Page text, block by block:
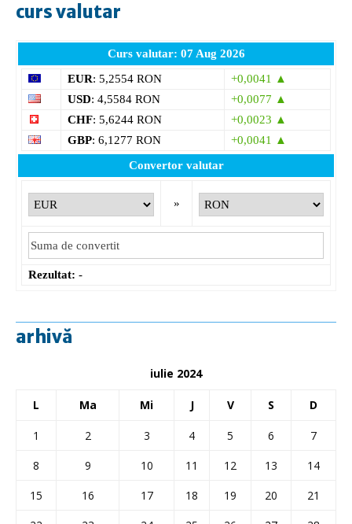
curs valutar
Curs valutar: 07 Aug 2026
EUR: 5,2554 RON
+0,0041 ▲
USD: 4,5584 RON
+0,0077 ▲
CHF: 5,6244 RON
+0,0023 ▲
GBP: 6,1277 RON
+0,0041 ▲
Convertor valutar
»
Rezultat: -
arhivă
iulie 2024
L Ma Mi J V S D
1 2 3 4 5 6
7
8
9 10 11 12 13
14
15
16 17 18 19 20
21